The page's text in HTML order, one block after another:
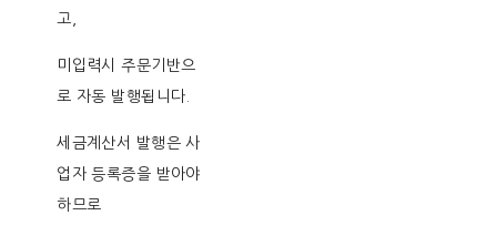
고,
미입력시 주문기반으
로 자동 발행됩니다.
세금계산서 발행은 사
업자 등록증을 받아야
하므로